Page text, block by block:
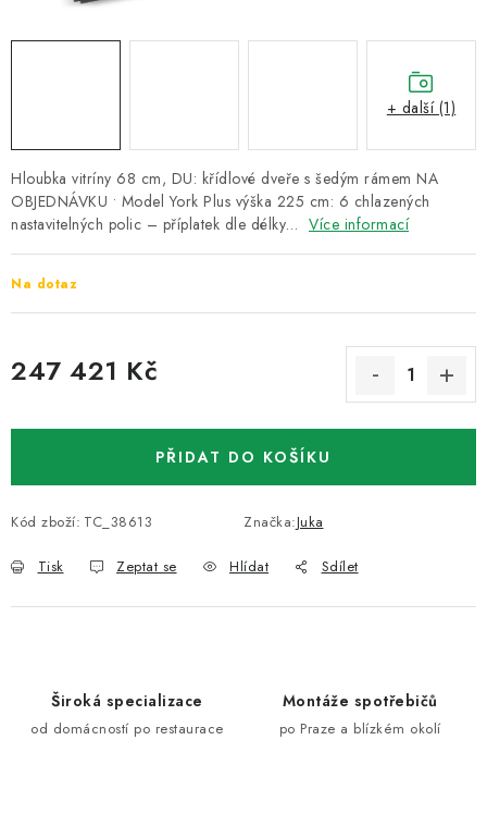
Hloubka vitríny 68 cm, DU: křídlové dveře s šedým rámem NA
OBJEDNÁVKU • Model York Plus výška 225 cm: 6 chlazených
nastavitelných polic – příplatek dle délky… Více informací
Na dotaz
247 421 Kč
PŘIDAT DO KOŠÍKU
Kód zboží: TC_38613 Značka:Juka
Tisk Zeptat se Hlídat Sdílet
+ další (1)
Široká specializace
od domácností po restaurace
Montáže spotřebičů
po Praze a blízkém okolí